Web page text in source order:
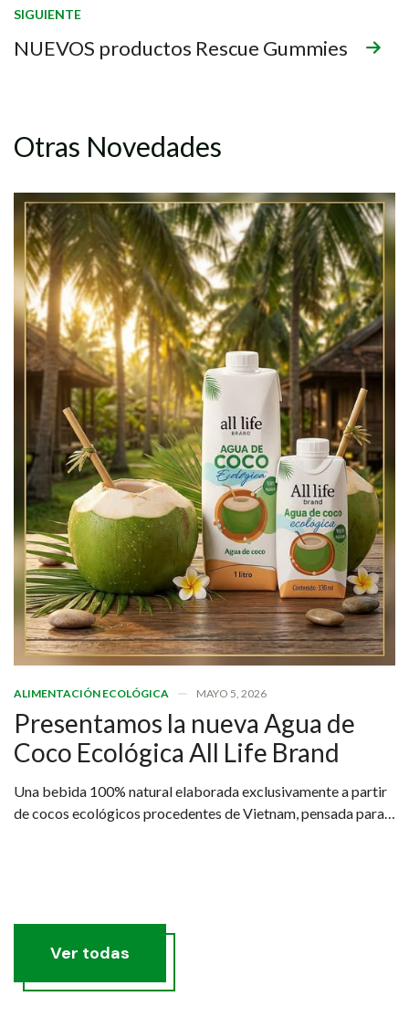
SIGUIENTE
NUEVOS productos Rescue Gummies
Otras Novedades
ALIMENTACIÓN ECOLÓGICA MAYO 5, 2026
Presentamos la nueva Agua de
Coco Ecológica All Life Brand
Una bebida 100% natural elaborada exclusivamente a partir
de cocos ecológicos procedentes de Vietnam, pensada para
Ver todas